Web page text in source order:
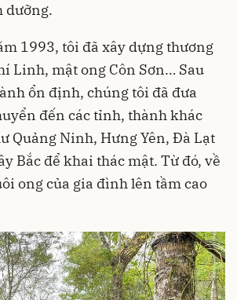
dưỡng.
1993, tôi đã xây dựng thương
Linh, mật ong Côn Sơn… Sau
ổn định, chúng tôi đã đưa
đến các tỉnh, thành khác
Quảng Ninh, Hưng Yên, Đà Lạt
Bắc để khai thác mật. Từ đó, về
ong của gia đình lên tầm cao